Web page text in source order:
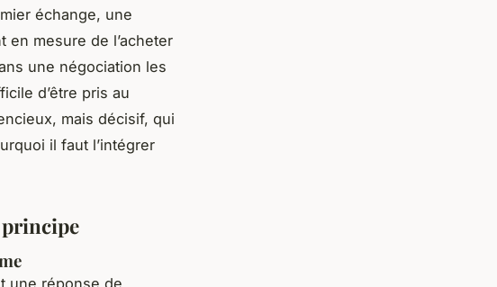
échange, une
mesure de l’acheter
une négociation les
d’être pris au
mais décisif, qui
il faut l’intégrer
principe
une réponse de